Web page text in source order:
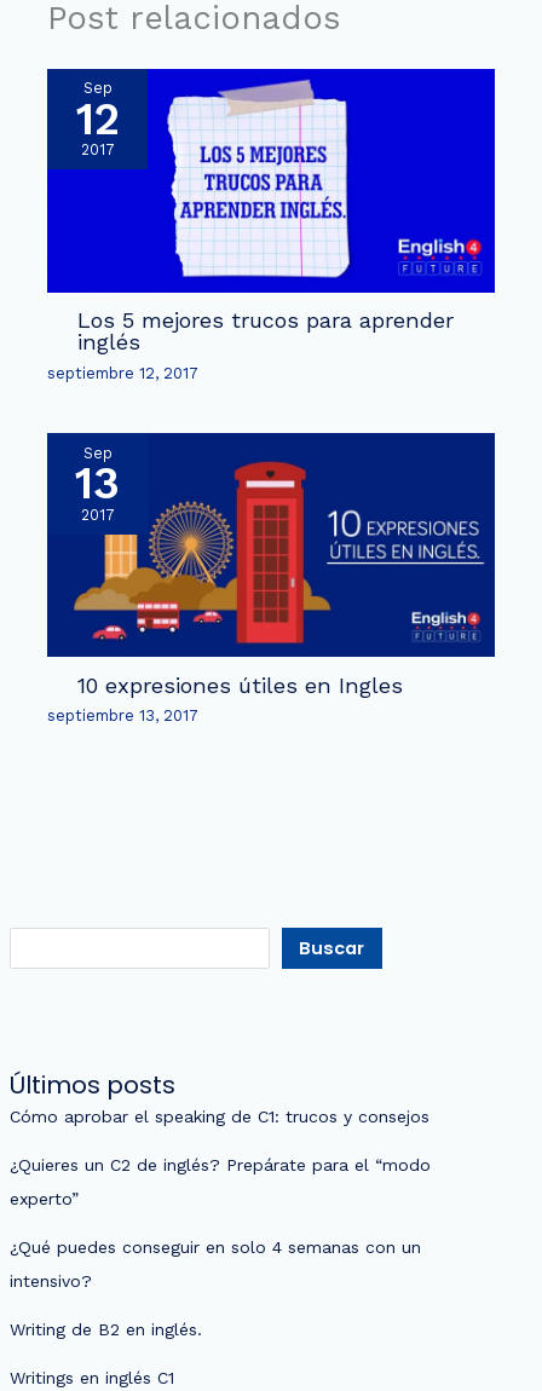
Post relacionados
Sep
12
2017
Los 5 mejores trucos para aprender
inglés
septiembre 12, 2017
Sep
13
2017
10 expresiones útiles en Ingles
septiembre 13, 2017
Buscar
Últimos posts
Cómo aprobar el speaking de C1: trucos y consejos
¿Quieres un C2 de inglés? Prepárate para el “modo
experto”
¿Qué puedes conseguir en solo 4 semanas con un
intensivo?
Writing de B2 en inglés.
Writings en inglés C1